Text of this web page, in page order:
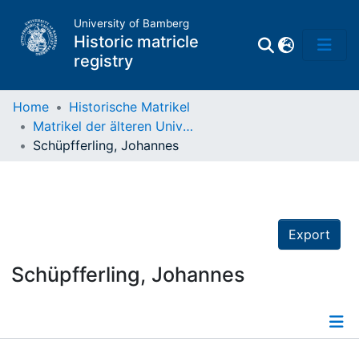
University of Bamberg
Historic matricle
registry
Matrikel
Home
Historische Matrikel
Matrikel der älteren Universität
Schüpfferling, Johannes
Export
Schüpfferling, Johannes